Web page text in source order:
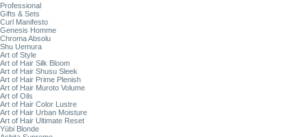
Professional
Gifts & Sets
Curl Manifesto
Genesis Homme
Chroma Absolu
Shu Uemura
Art of Style
Art of Hair Silk Bloom
Art of Hair Shusu Sleek
Art of Hair Prime Plenish
Art of Hair Muroto Volume
Art of Oils
Art of Hair Color Lustre
Art of Hair Urban Moisture
Art of Hair Ultimate Reset
Yūbi Blonde